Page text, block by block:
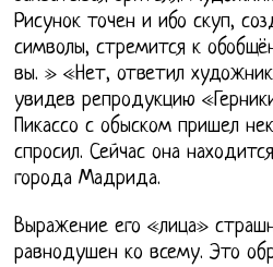
Рисунок точен и ибо скуп,
символы, стремится к
вы. » «Нет, ответил
увидев репродукцию
Пикассо с обыском пришел
спросил. Сейчас она
города Мадрида.
Выражение его «лица»
равнодушен ко всему. Это